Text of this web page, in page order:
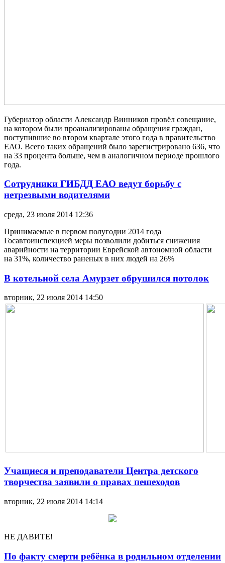
Губернатор области Александр Винников провёл совещание,
на котором были проанализированы обращения граждан,
поступившие во втором квартале этого года в правительство
ЕАО. Всего таких обращений было зарегистрировано 636, что
на 33 процента больше, чем в аналогичном периоде прошлого
года.
Сотрудники ГИБДД ЕАО ведут борьбу с
нетрезвыми водителями
среда, 23 июля 2014 12:36
Принимаемые в первом полугодии 2014 года
Госавтоинспекцией меры позволили добиться снижения
аварийности на территории Еврейской автономной области
на 31%, количество раненых в них людей на 26%
В котельной села Амурзет обрушился потолок
вторник, 22 июля 2014 14:50
Учащиеся и преподаватели Центра детского
творчества заявили о правах пешеходов
вторник, 22 июля 2014 14:14
НЕ ДАВИТЕ!
По факту смерти ребёнка в родильном отделении